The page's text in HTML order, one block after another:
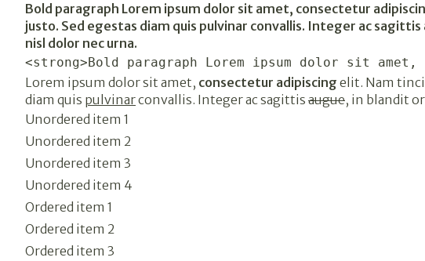
Bold paragraph Lorem ipsum dolor sit amet, consectetur
justo. Sed egestas diam quis pulvinar convallis. Integer ac
nisl dolor nec urna.
<strong>Bold paragraph Lorem ipsum dolor sit
Lorem ipsum dolor sit amet, consectetur adipiscing elit. Nam
diam quis pulvinarconvallis. Integer ac sagittis augue, in blandit
Unordered item 1
Unordered item 2
Unordered item 3
Unordered item 4
Ordered item 1
Ordered item 2
Ordered item 3